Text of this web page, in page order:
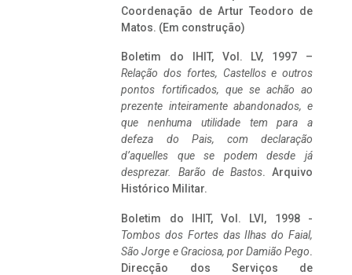
Coordenação de Artur Teodoro de
Matos. (Em construção)
Boletim do IHIT, Vol. LV, 1997 –
Relação dos fortes, Castellos e outros
pontos fortificados, que se achão ao
prezente inteiramente abandonados, e
que nenhuma utilidade tem para a
defeza do Pais, com declaração
d’aquelles que se podem desde já
desprezar. Barão de Bastos. Arquivo
Histórico Militar.
Boletim do IHIT, Vol. LVI, 1998 -
Tombos dos Fortes das Ilhas do Faial,
São Jorge e Graciosa, por Damião Pego.
Direcção dos Serviços de